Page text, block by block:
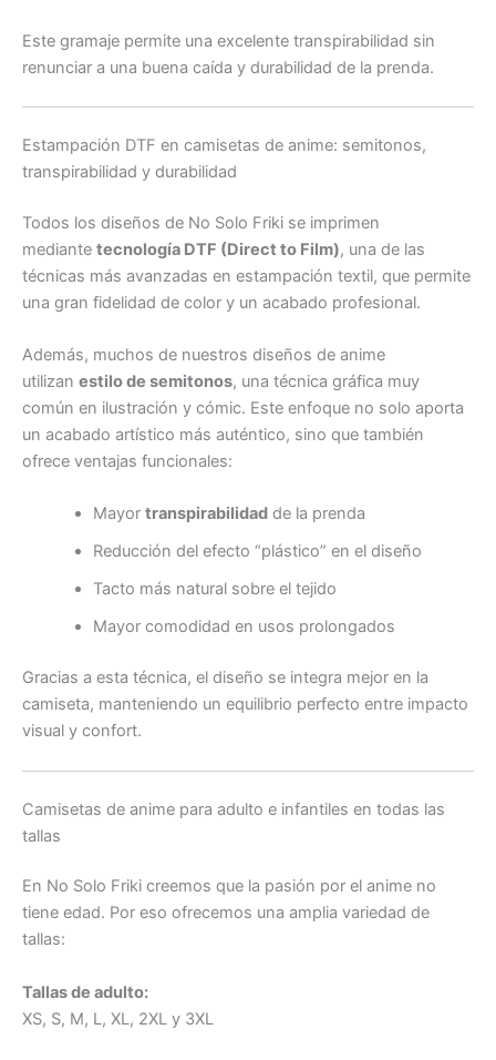
Este gramaje permite una excelente transpirabilidad sin
renunciar a una buena caída y durabilidad de la prenda.
Estampación DTF en camisetas de anime: semitonos,
transpirabilidad y durabilidad
Todos los diseños de No Solo Friki se imprimen
mediante tecnología DTF (Direct to Film), una de las
técnicas más avanzadas en estampación textil, que permite
una gran fidelidad de color y un acabado profesional.
Además, muchos de nuestros diseños de anime
utilizan estilo de semitonos, una técnica gráfica muy
común en ilustración y cómic. Este enfoque no solo aporta
un acabado artístico más auténtico, sino que también
ofrece ventajas funcionales:
Mayor transpirabilidad de la prenda
Reducción del efecto “plástico” en el diseño
Tacto más natural sobre el tejido
Mayor comodidad en usos prolongados
Gracias a esta técnica, el diseño se integra mejor en la
camiseta, manteniendo un equilibrio perfecto entre impacto
visual y confort.
Camisetas de anime para adulto e infantiles en todas las
tallas
En No Solo Friki creemos que la pasión por el anime no
tiene edad. Por eso ofrecemos una amplia variedad de
tallas:
Tallas de adulto:
XS, S, M, L, XL, 2XL y 3XL